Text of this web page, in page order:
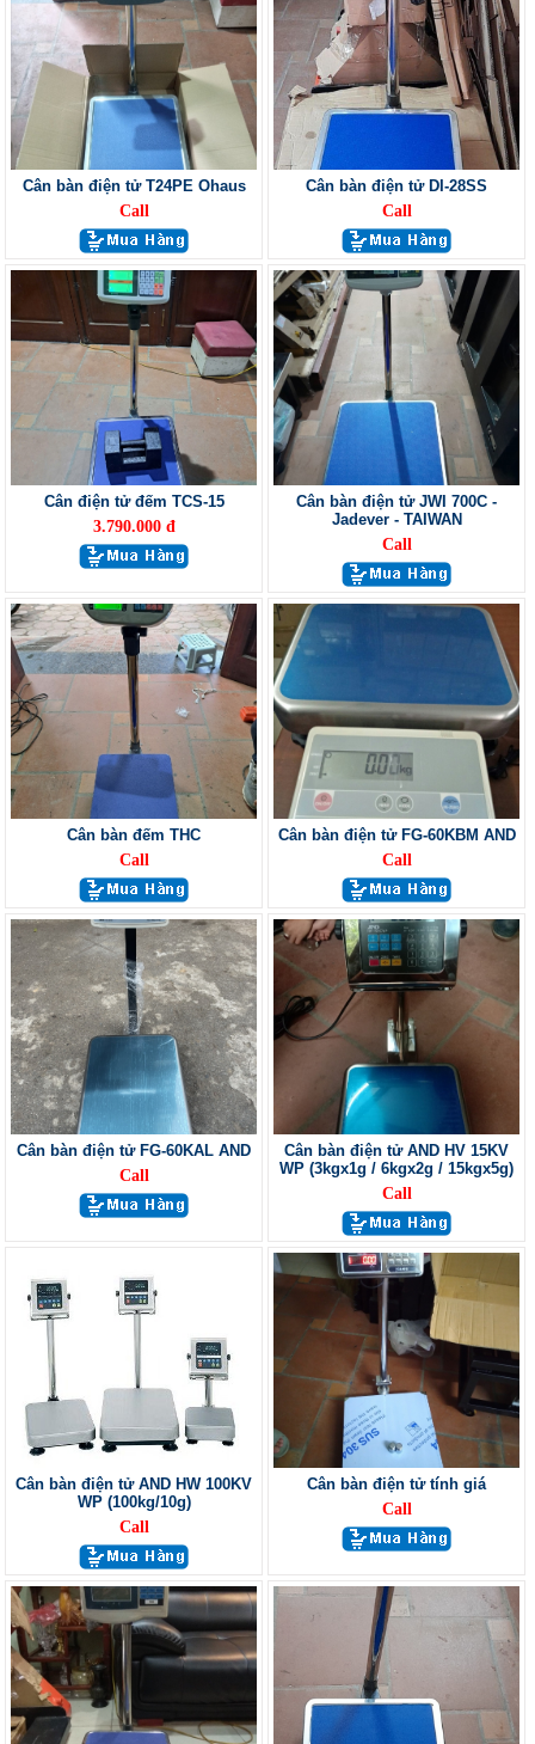
Cân bàn điện tử T24PE Ohaus
Call
Cân bàn điện tử DI-28SS
Call
Cân điện tử đếm TCS-15
3.790.000 đ
Cân bàn điện tử JWI 700C -
Jadever - TAIWAN
Call
Cân bàn đếm THC
Call
Cân bàn điện tử FG-60KBM AND
Call
Cân bàn điện tử FG-60KAL AND
Call
Cân bàn điện tử AND HV 15KV
WP (3kgx1g / 6kgx2g / 15kgx5g)
Call
Cân bàn điện tử AND HW 100KV
WP (100kg/10g)
Call
Cân bàn điện tử tính giá
Call